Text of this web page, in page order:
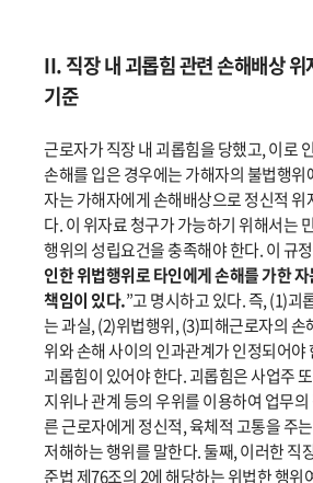
II. 직장 내 괴롭힘 관련 손해배상 위
기준
근로자가 직장 내 괴롭힘을 당했고, 이로
손해를 입은 경우에는 가해자의 불법행위
자는 가해자에게 손해배상으로 정신적 위
다. 이 위자료 청구가 가능하기 위해서는
행위의 성립요건을 충족해야 한다. 이 규
인한 위법행위로 타인에게 손해를 가한
책임이 있다.”고 명시하고 있다. 즉, (1)괴
는 과실, (2)위법행위, (3)피해근로자의 손
위와 손해 사이의 인과관계가 인정되어야
괴롭힘이 있어야 한다. 괴롭힘은 사업주
지위나 관계 등의 우위를 이용하여 업무
른 근로자에게 정신적, 육체적 고통을 주
저해하는 행위를 말한다. 둘째, 이러한 직
준법 제76조의 2에 해당하는 위법한 행위